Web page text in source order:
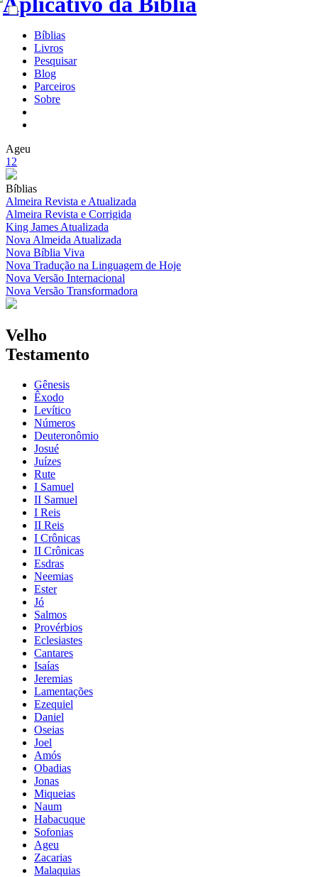
Bíblias
Livros
Pesquisar
Blog
Parceiros
Sobre
Ageu
1 2
Bíblias
Almeira Revista e Atualizada
Almeira Revista e Corrigida
King James Atualizada
Nova Almeida Atualizada
Nova Bíblia Viva
Nova Tradução na Linguagem de Hoje
Nova Versão Internacional
Nova Versão Transformadora
Velho
Testamento
Gênesis
Êxodo
Levítico
Números
Deuteronômio
Josué
Juízes
Rute
I Samuel
II Samuel
I Reis
II Reis
I Crônicas
II Crônicas
Esdras
Neemias
Ester
Jó
Salmos
Provérbios
Eclesiastes
Cantares
Isaías
Jeremias
Lamentações
Ezequiel
Daniel
Oseias
Joel
Amós
Obadias
Jonas
Miqueias
Naum
Habacuque
Sofonias
Ageu
Zacarias
Malaquias